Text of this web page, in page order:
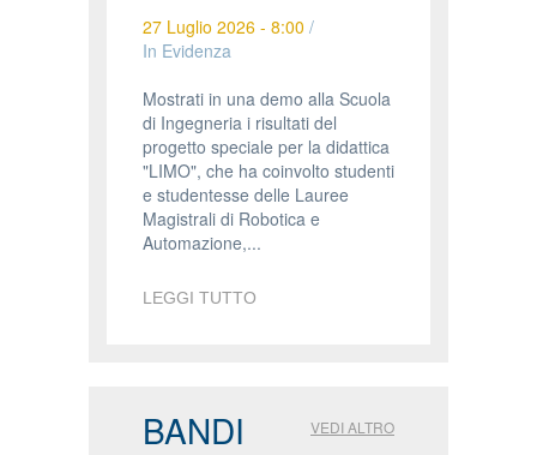
27 Luglio 2026 - 8:00 /
In Evidenza
Mostrati in una demo alla Scuola
di Ingegneria i risultati del
progetto speciale per la didattica
"LIMO", che ha coinvolto studenti
e studentesse delle Lauree
Magistrali di Robotica e
Automazione,...
LEGGI TUTTO
BANDI VEDI ALTRO